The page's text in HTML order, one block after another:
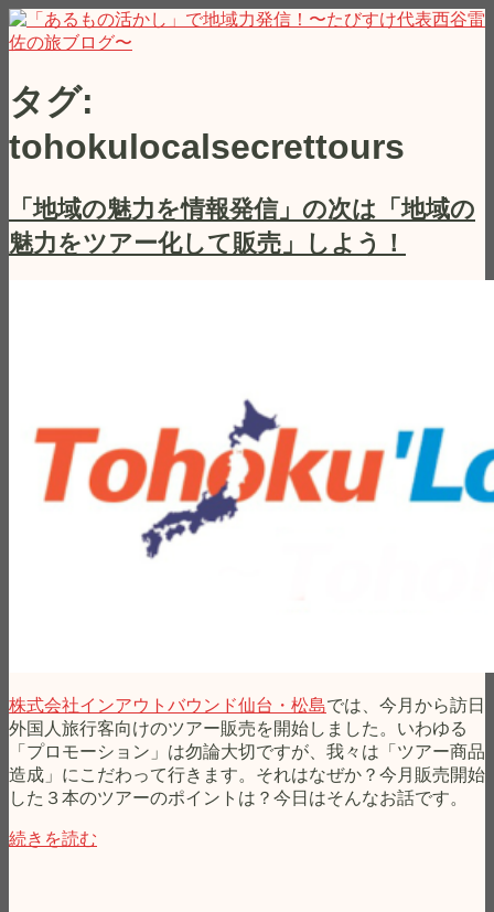
コ
ン
ン
ツ
へ
ス
ッ
プ
「あるもの活かし」で地域力発信！〜たびすけ代表西谷雷佐
私たちの身のまわりは素敵なコトで溢れています！でもその
本中（時には世界を）飛び回る着地型旅行会社「たびすけ」
代表の西谷雷佐が、地域の魅力をおもしろおかしくご紹介い
たします！
タグ:
tohokulocalsecrettours
「地域の魅力を情報発信」の次は「地域の
魅力をツアー化して販売」しよう！
株式会社インアウトバウンド仙台・松島では、今月から訪日
外国人旅行客向けのツアー販売を開始しました。いわゆる
「プロモーション」は勿論大切ですが、我々は「ツアー商品
造成」にこだわって行きます。それはなぜか？今月販売開始
した３本のツアーのポイントは？今日はそんなお話です。
“「地
続きを読む